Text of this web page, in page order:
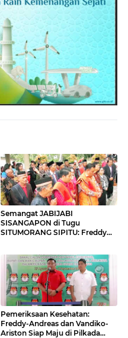
Semangat JABIJABI
SISANGAPON di Tugu
SITUMORANG SIPITU: Freddy
Pemeriksaan Kesehatan:
Freddy-Andreas dan Vandiko-
Ariston Siap Maju di Pilkada